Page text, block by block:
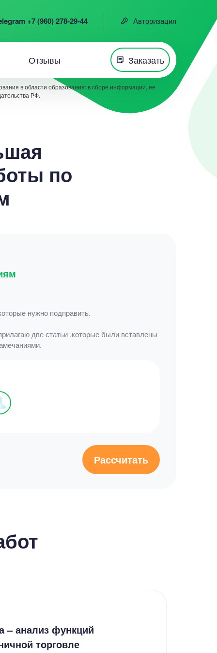
+7 (960) 278-29-44 Авторизация
Отзывы Заказать
в области образования: в сборе информации, ее
РФ.
по
нужно подправить.
две статьи ,которые были вставлены
Рассчитать
– анализ функций
торговле